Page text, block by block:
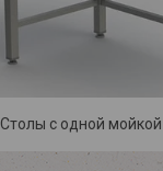
Столы с одной мойкой